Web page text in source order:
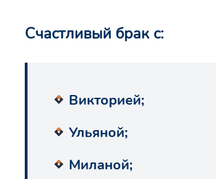
Счастливый брак с:
Викторией;
Ульяной;
Миланой;